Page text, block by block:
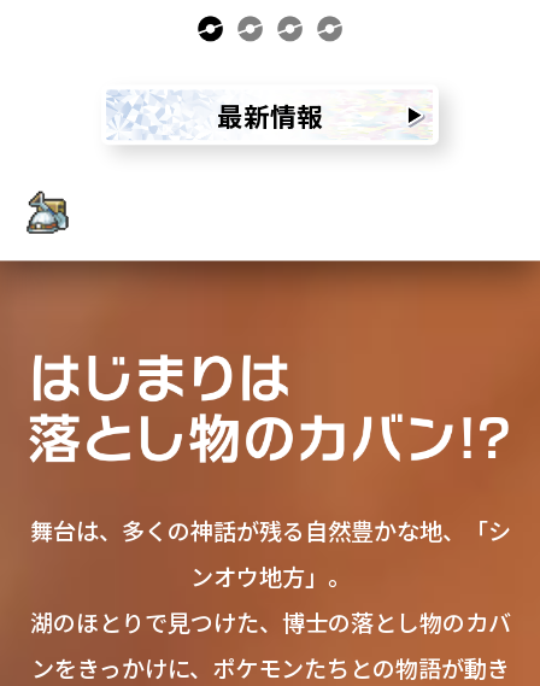
最新情報
舞台は、多くの神話が残る自然豊かな地、「シ
ンオウ地方」。
湖のほとりで見つけた、博士の落とし物のカバ
ンをきっかけに、ポケモンたちとの物語が動き